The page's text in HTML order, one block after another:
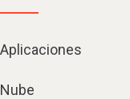
Aplicaciones
Nube